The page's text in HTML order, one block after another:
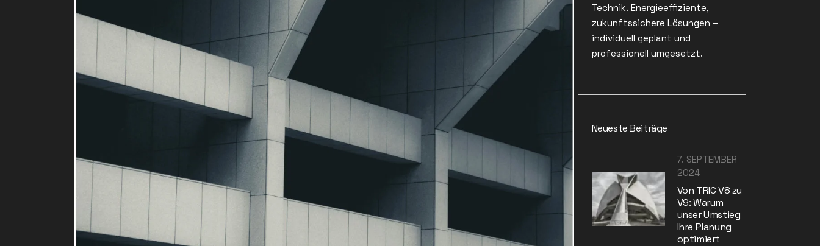
Technik. Energieeffiziente,
zukunftssichere Lösungen –
individuell geplant und
professionell umgesetzt.
Neueste Beiträge
7. SEPTEMBER
2024
Von TRIC V8 zu
V9: Warum
unser Umstieg
Ihre Planung
optimiert